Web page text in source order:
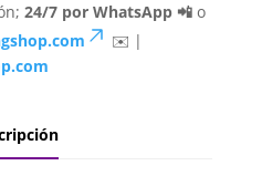
24/7 por WhatsApp 📲o
✉️ |